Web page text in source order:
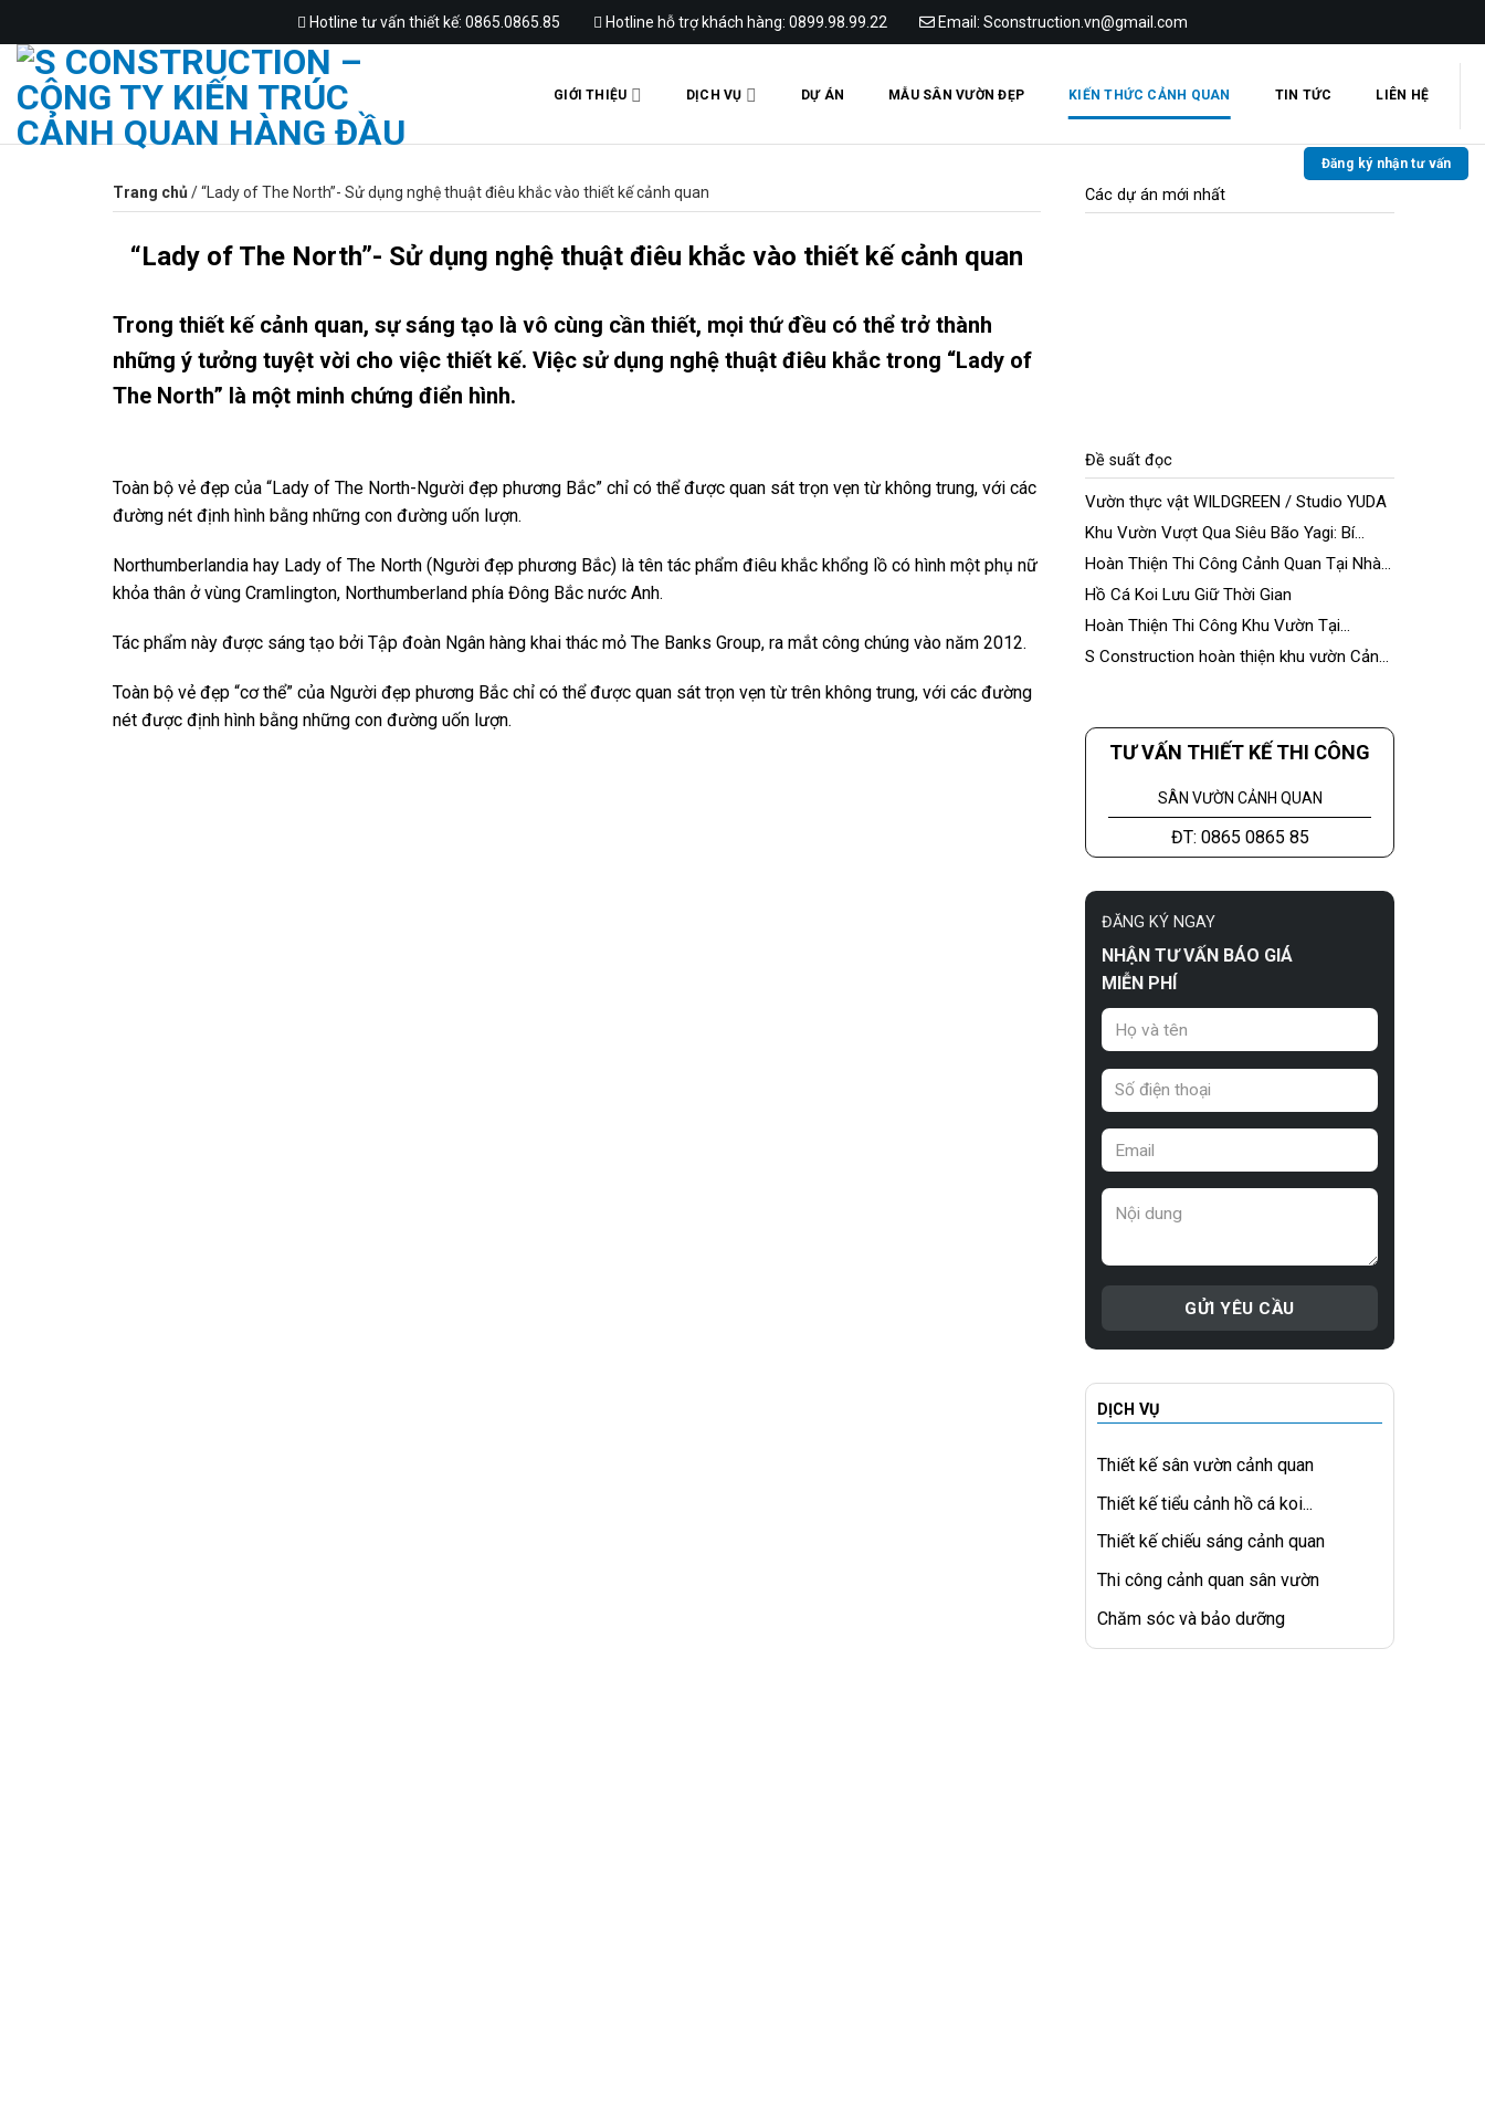
to
content
Hotline tư vấn thiết kế: 0865.0865.85 Hotline hỗ trợ khách hàng: 0899.98.99.22 Email: Sconstruction.vn@gmail.com
GIỚI THIỆU DỊCH VỤ DỰ ÁN MẪU SÂN VƯỜN ĐẸP KIẾN THỨC CẢNH QUAN TIN TỨC LIÊN HỆ
Đăng ký nhận tư vấn
Trang chủ /“Lady of The North”- Sử dụng nghệ thuật điêu khắc vào thiết kế cảnh quan
“Lady of The North”- Sử dụng nghệ thuật điêu khắc vào thiết kế cảnh quan
Trong thiết kế cảnh quan, sự sáng tạo là vô cùng cần thiết, mọi thứ đều có thể trở thành
những ý tưởng tuyệt vời cho việc thiết kế. Việc sử dụng nghệ thuật điêu khắc trong “Lady of
The North” là một minh chứng điển hình.
Toàn bộ vẻ đẹp của “Lady of The North-Người đẹp phương Bắc” chỉ có thể được quan sát trọn vẹn từ không trung, với các
đường nét định hình bằng những con đường uốn lượn.
Northumberlandia hay Lady of The North (Người đẹp phương Bắc) là tên tác phẩm điêu khắc khổng lồ có hình một phụ nữ
khỏa thân ở vùng Cramlington, Northumberland phía Đông Bắc nước Anh.
Tác phẩm này được sáng tạo bởi Tập đoàn Ngân hàng khai thác mỏ The Banks Group, ra mắt công chúng vào năm 2012.
Toàn bộ vẻ đẹp “cơ thể” của Người đẹp phương Bắc chỉ có thể được quan sát trọn vẹn từ trên không trung, với các đường
nét được định hình bằng những con đường uốn lượn.
Các dự án mới nhất
Đề suất đọc
Vườn thực vật WILDGREEN / Studio YUDA
Khu Vườn Vượt Qua Siêu Bão Yagi: Bí
Quyết Bền Vững Từ S Construction
Hoàn Thiện Thi Công Cảnh Quan Tại Nhà
Máy Á Châu
Hồ Cá Koi Lưu Giữ Thời Gian
Hoàn Thiện Thi Công Khu Vườn Tại
Ecopark
S Construction hoàn thiện khu vườn Cảnh
TƯ VẤN THIẾT KẾ THI CÔNG
SÂN VƯỜN CẢNH QUAN
ĐT: 0865 0865 85
ĐĂNG KÝ NGAY
NHẬN TƯ VẤN BÁO GIÁ
MIỄN PHÍ
DỊCH VỤ
Thiết kế sân vườn cảnh quan
Thiết kế tiểu cảnh hồ cá koi...
Thiết kế chiếu sáng cảnh quan
Thi công cảnh quan sân vườn
Chăm sóc và bảo dưỡng